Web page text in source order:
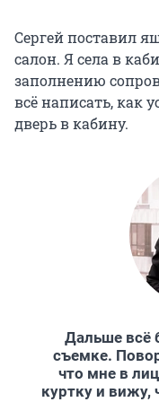
Сергей поставил
салон. Я села в
заполнению
всё написать, как
дверь в кабину.
Дальше всё
съемке.
что мне в
куртку и вижу,